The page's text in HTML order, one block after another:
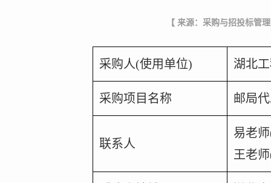
【 来源：采购与招投标管
采购人(使用单位) 湖北
采购项目名称 邮局
联系人
易老
王老